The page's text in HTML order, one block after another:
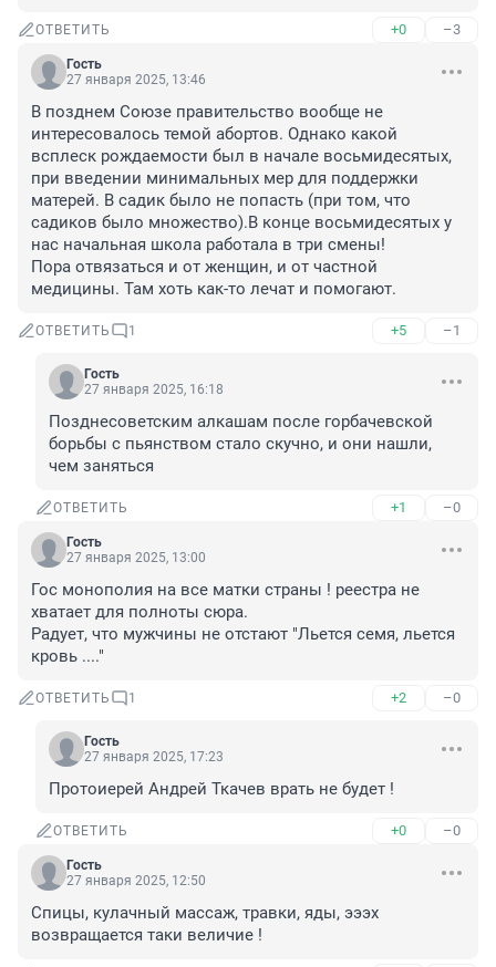
ОТВЕТИТЬ +0 –3
Гость
27 января 2025, 13:46
В позднем Союзе правительство вообще не
интересовалось темой абортов. Однако какой
всплеск рождаемости был в начале восьмидесятых,
при введении минимальных мер для поддержки
матерей. В садик было не попасть (при том, что
садиков было множество).В конце восьмидесятых у
нас начальная школа работала в три смены!
Пора отвязаться и от женщин, и от частной
медицины. Там хоть как-то лечат и помогают.
ОТВЕТИТЬ 1 +5 –1
Гость
27 января 2025, 16:18
Позднесоветским алкашам после горбачевской
борьбы с пьянством стало скучно, и они нашли,
чем заняться
ОТВЕТИТЬ +1 –0
Гость
27 января 2025, 13:00
Гос монополия на все матки страны ! реестра не
хватает для полноты сюра.
Радует, что мужчины не отстают "Льется семя, льется
кровь ...."
ОТВЕТИТЬ 1 +2 –0
Гость
27 января 2025, 17:23
Протоиерей Андрей Ткачев врать не будет !
ОТВЕТИТЬ +0 –0
Гость
27 января 2025, 12:50
Спицы, кулачный массаж, травки, яды, эээх
возвращается таки величие !